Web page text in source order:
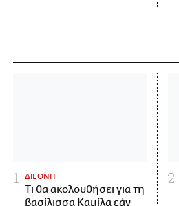
ΔΙΕΘΝΗ
Τι θα ακολουθήσει για τη
βασίλισσα Καμίλα εάν